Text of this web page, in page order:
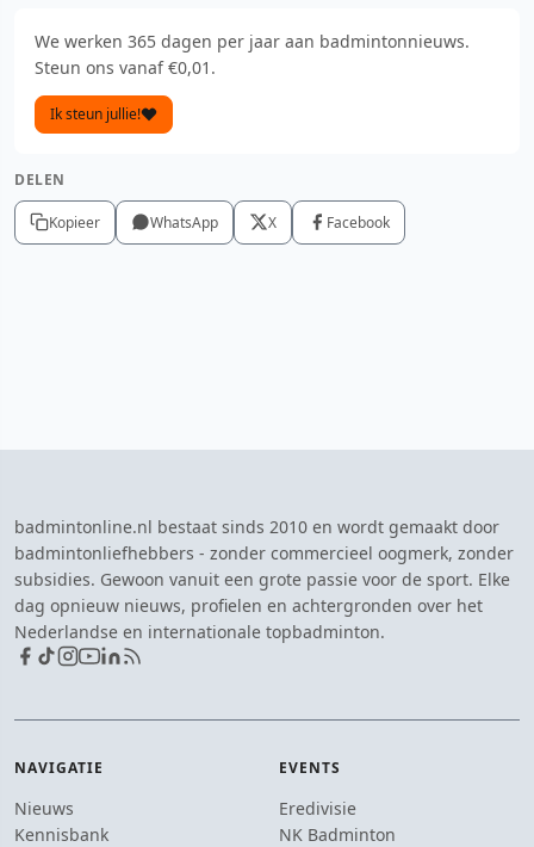
We werken 365 dagen per jaar aan badmintonnieuws.
Steun ons vanaf €0,01.
Ik steun jullie!
DELEN
Kopieer WhatsApp X Facebook
badmintonline.nl bestaat sinds 2010 en wordt gemaakt door
badmintonliefhebbers - zonder commercieel oogmerk, zonder
subsidies. Gewoon vanuit een grote passie voor de sport. Elke
dag opnieuw nieuws, profielen en achtergronden over het
Nederlandse en internationale topbadminton.
NAVIGATIE
Nieuws
Kennisbank
EVENTS
Eredivisie
NK Badminton